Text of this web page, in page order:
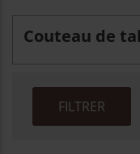
Couteau de
FILTRER